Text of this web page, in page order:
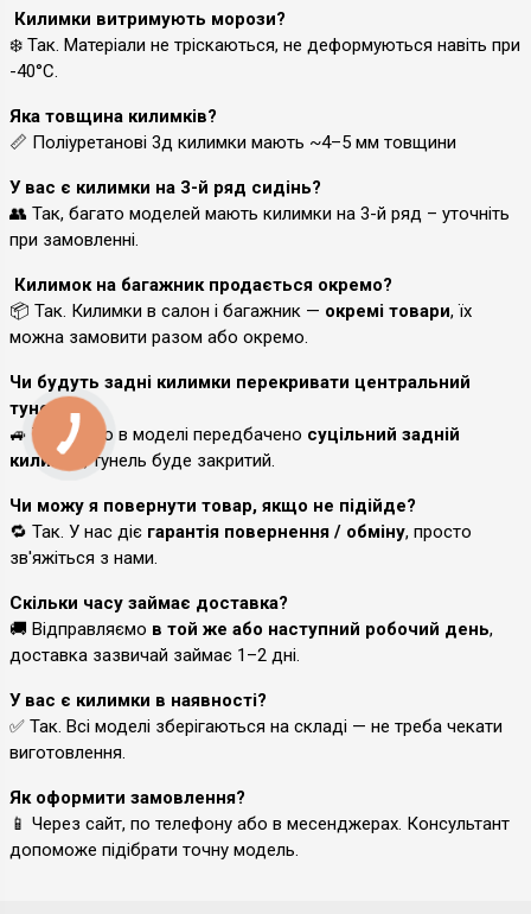
Килимки витримують морози?
❄️ Так. Матеріали не тріскаються, не деформуються навіть при
-40°C.
Яка товщина килимків?
📏 Поліуретанові 3д килимки мають ~4–5 мм товщини
У вас є килимки на 3-й ряд сидінь?
👥 Так, багато моделей мають килимки на 3-й ряд – уточніть
при замовленні.
Килимок на багажник продається окремо?
📦 Так. Килимки в салон і багажник — окремі товари, їх
можна замовити разом або окремо.
Чи будуть задні килимки перекривати центральний
тунель?
🚙 Так, якщо в моделі передбачено суцільний задній
килимок
, тунель буде закритий.
Чи можу я повернути товар, якщо не підійде?
🔁 Так. У нас діє гарантія повернення / обміну, просто
зв'яжіться з нами.
Скільки часу займає доставка?
🚚 Відправляємо в той же або наступний робочий день,
доставка зазвичай займає 1–2 дні.
У вас є килимки в наявності?
✅ Так. Всі моделі зберігаються на складі — не треба чекати
виготовлення.
Як оформити замовлення?
📱 Через сайт, по телефону або в месенджерах. Консультант
допоможе підібрати точну модель.